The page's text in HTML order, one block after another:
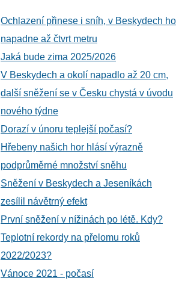
Ochlazení přinese i sníh, v Beskydech ho
napadne až čtvrt metru
Jaká bude zima 2025/2026
V Beskydech a okolí napadlo až 20 cm,
další sněžení se v Česku chystá v úvodu
nového týdne
Dorazí v únoru teplejší počasí?
Hřebeny našich hor hlásí výrazně
podprůměrné množství sněhu
Sněžení v Beskydech a Jeseníkách
zesílil návětrný efekt
První sněžení v nížinách po létě. Kdy?
Teplotní rekordy na přelomu roků
2022/2023?
Vánoce 2021 - počasí